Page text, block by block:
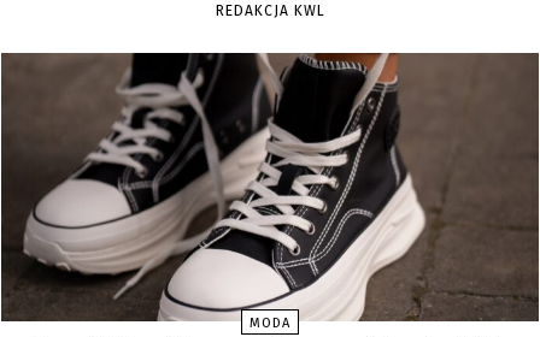
REDAKCJA KWL
MODA